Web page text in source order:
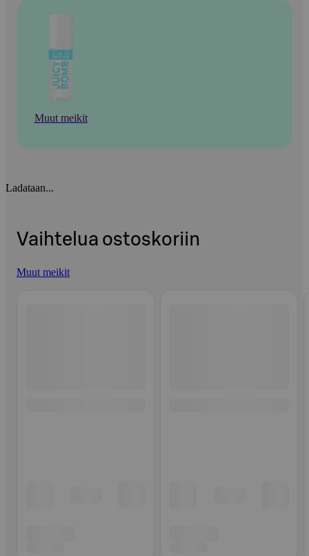
Muut meikit
Ladataan...
Vaihtelua ostoskoriin
Muut meikit